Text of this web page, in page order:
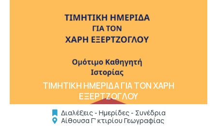
t
ΤΙΜΗΤΙΚΗ ΗΜΕΡΙΔΑ ΓΙΑ ΤΟΝ ΧΑΡΗ
ΕΞΕΡΤΖΟΓΛΟΥ
Διαλέξεις - Ημερίδες - Συνέδρια
Αίθουσα Γ' κτιρίου Γεωγραφίας